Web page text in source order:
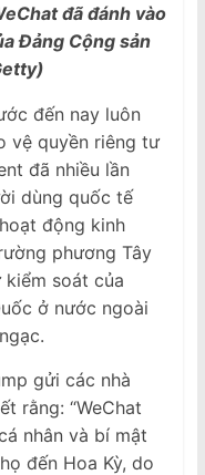
đã đánh vào
Đảng Cộng sản
đến nay luôn
vệ quyền riêng tư
đã nhiều lần
dùng quốc tế
động kinh
phương Tây
kiểm soát của
ở nước ngoài
gửi các nhà
rằng: “WeChat
nhân và bí mật
đến Hoa Kỳ, do